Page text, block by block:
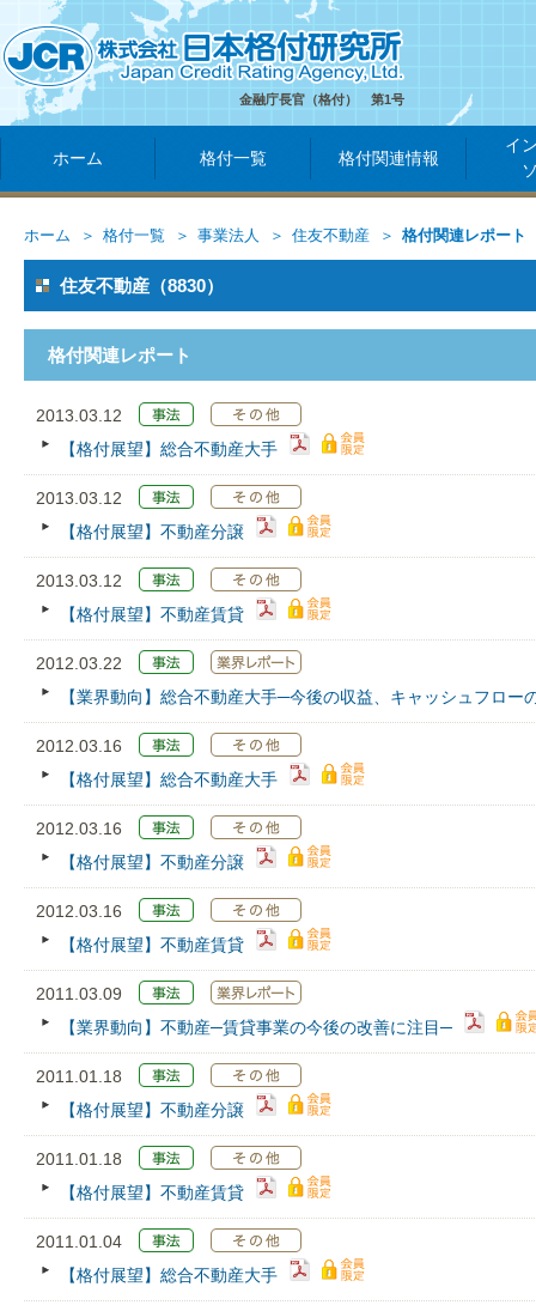
金融庁長官（格付） 第1号
ホーム 格付一覧 格付関連情報
イ
ホーム 格付一覧 事業法人 住友不動産 格付関連レポート
住友不動産（8830）
格付関連レポート
2013.03.12
【格付展望】総合不動産大手
2013.03.12
【格付展望】不動産分譲
2013.03.12
【格付展望】不動産賃貸
2012.03.22
【業界動向】総合不動産大手─今後の収益、キャッシュフロー
2012.03.16
【格付展望】総合不動産大手
2012.03.16
【格付展望】不動産分譲
2012.03.16
【格付展望】不動産賃貸
2011.03.09
【業界動向】不動産─賃貸事業の今後の改善に注目─
2011.01.18
【格付展望】不動産分譲
2011.01.18
【格付展望】不動産賃貸
2011.01.04
【格付展望】総合不動産大手